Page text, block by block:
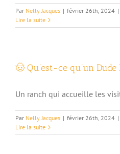
Par Nelly Jacques | février 26th, 2024 |
Lire la suite
🤠 Qu’est-ce qu’un Dude
Un ranch qui accueille les
Par Nelly Jacques | février 26th, 2024 |
Lire la suite